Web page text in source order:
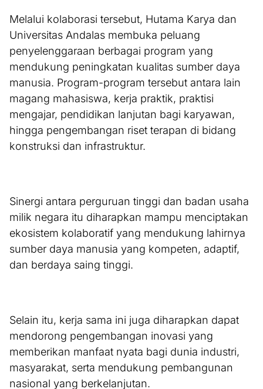
Melalui kolaborasi tersebut, Hutama Karya dan
Universitas Andalas membuka peluang
penyelenggaraan berbagai program yang
mendukung peningkatan kualitas sumber daya
manusia. Program-program tersebut antara lain
magang mahasiswa, kerja praktik, praktisi
mengajar, pendidikan lanjutan bagi karyawan,
hingga pengembangan riset terapan di bidang
konstruksi dan infrastruktur.
Sinergi antara perguruan tinggi dan badan usaha
milik negara itu diharapkan mampu menciptakan
ekosistem kolaboratif yang mendukung lahirnya
sumber daya manusia yang kompeten, adaptif,
dan berdaya saing tinggi.
Selain itu, kerja sama ini juga diharapkan dapat
mendorong pengembangan inovasi yang
memberikan manfaat nyata bagi dunia industri,
masyarakat, serta mendukung pembangunan
nasional yang berkelanjutan.